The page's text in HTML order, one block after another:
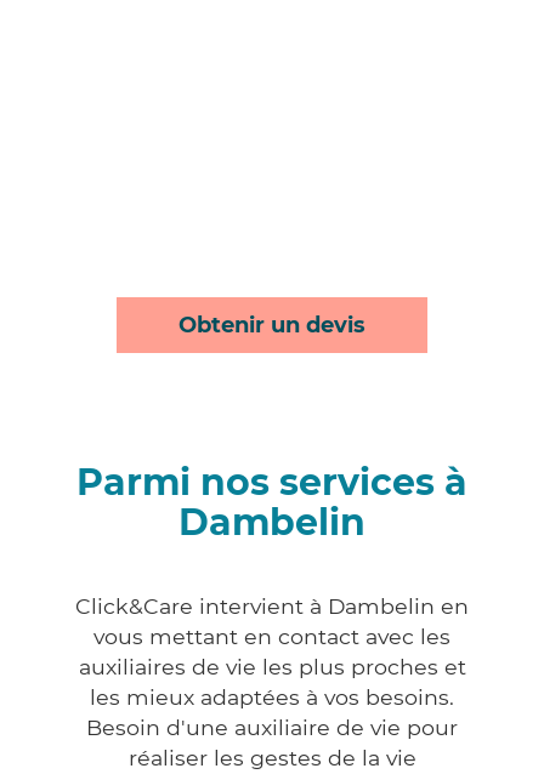
Obtenir un devis
Parmi nos services à
Dambelin
Click&Care intervient à Dambelin en
vous mettant en contact avec les
auxiliaires de vie les plus proches et
les mieux adaptées à vos besoins.
Besoin d'une auxiliaire de vie pour
réaliser les gestes de la vie